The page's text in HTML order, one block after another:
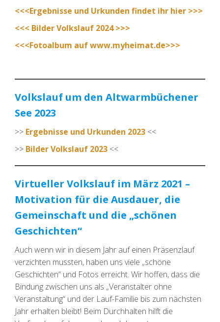
<<<Ergebnisse und Urkunden findet ihr hier >>>
<<< Bilder Volkslauf 2024 >>>
<<<Fotoalbum auf www.myheimat.de>>>
Volkslauf um den Altwarmbüchener
See 2023
>> Ergebnisse und Urkunden 2023 <<
>> Bilder Volkslauf 2023 <<
Virtueller Volkslauf im März 2021 –
Motivation für die Ausdauer, die
Gemeinschaft und die „schönen
Geschichten“
Auch wenn wir in diesem Jahr auf einen Präsenzlauf
verzichten mussten, haben uns viele „schöne
Geschichten“ und Fotos erreicht. Wir hoffen, dass die
Bindung zwischen uns als „Veranstalter ohne
Veranstaltung“ und der Lauf-Familie bis zum nächsten
Jahr erhalten bleibt! Beim Durchhalten hilft die